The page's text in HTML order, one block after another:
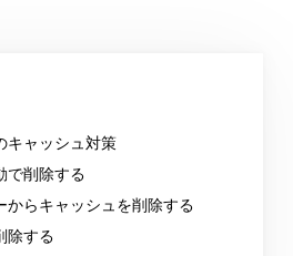
キャッシュ対策
で削除する
からキャッシュを削除する
除する